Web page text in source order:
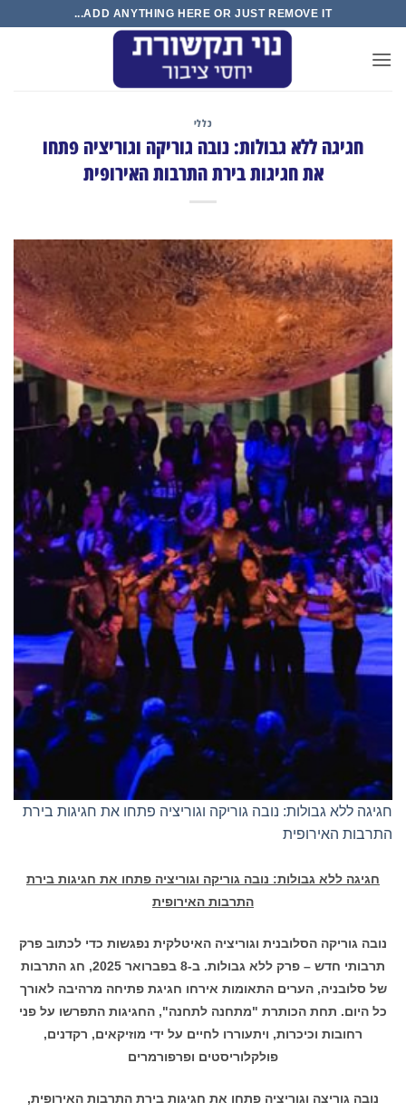
ADD ANYTHING HERE OR JUST REMOVE IT...
כללי
חגיגה ללא גבולות: נובה גוריקה וגוריציה פתחו
את חגיגות בירת התרבות האירופית
חגיגה ללא גבולות: נובה גוריקה וגוריציה פתחו את חגיגות בירת
התרבות האירופית
חגיגה ללא גבולות: נובה גוריקה וגוריציה פתחו את חגיגות בירת
התרבות האירופית
נובה גוריקה הסלובנית וגוריציה האיטלקית נפגשות כדי לכתוב פרק
תרבותי חדש – פרק ללא גבולות. ב-8 בפברואר 2025, חג התרבות
של סלובניה, הערים התאומות אירחו חגיגת פתיחה מרהיבה לאורך
כל היום. תחת הכותרת "מתחנה לתחנה", החגיגות התפרשו על פני
רחובות וכיכרות, ויתעוררו לחיים על ידי מוזיקאים, רקדנים,
פולקלוריסטים ופרפורמרים
נובה גוריצה וגוריציה פתחו את חגיגות בירת התרבות האירופית,